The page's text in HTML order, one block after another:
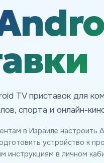
TV приставок для
спорта и онлайн-
в Израиле настроить
устройство к
инструкциям в личном